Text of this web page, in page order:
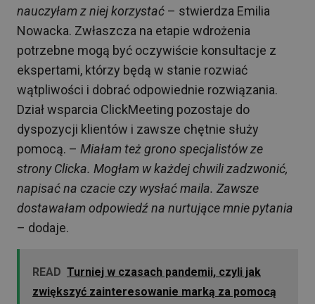
nauczyłam z niej korzystać – stwierdza Emilia
Nowacka. Zwłaszcza na etapie wdrożenia
potrzebne mogą być oczywiście konsultacje z
ekspertami, którzy będą w stanie rozwiać
wątpliwości i dobrać odpowiednie rozwiązania.
Dział wsparcia ClickMeeting pozostaje do
dyspozycji klientów i zawsze chętnie służy
pomocą. – Miałam też grono specjalistów ze
strony Clicka. Mogłam w każdej chwili zadzwonić,
napisać na czacie czy wysłać maila. Zawsze
dostawałam odpowiedź na nurtujące mnie pytania
– dodaje.
READ Turniej w czasach pandemii, czyli jak
zwiększyć zainteresowanie marką za pomocą